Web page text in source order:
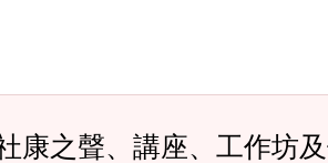
康之聲、講座、工作坊